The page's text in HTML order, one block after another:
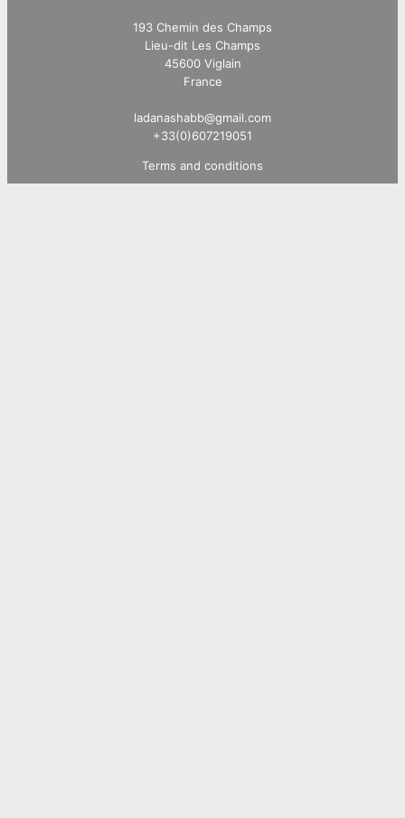
193 Chemin des Champs
Lieu-dit Les Champs
45600 Viglain
France
ladanashabb@gmail.com
+33(0)607219051
Terms and conditions